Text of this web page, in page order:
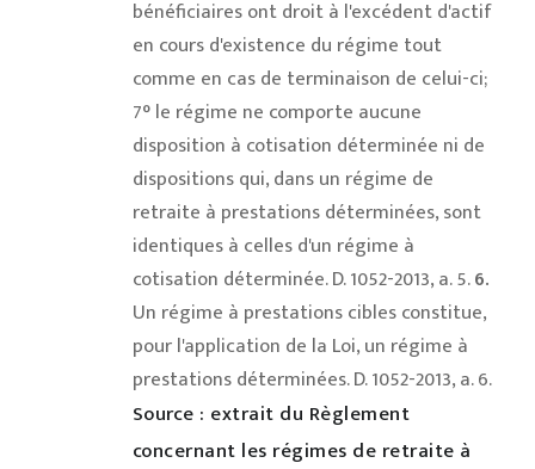
bénéficiaires ont droit à l'excédent d'actif
en cours d'existence du régime tout
comme en cas de terminaison de celui-ci;
7° le régime ne comporte aucune
disposition à cotisation déterminée ni de
dispositions qui, dans un régime de
retraite à prestations déterminées, sont
identiques à celles d'un régime à
cotisation déterminée. D. 1052-2013, a. 5.6.
Un régime à prestations cibles constitue,
pour l'application de la Loi, un régime à
prestations déterminées. D. 1052-2013, a. 6.
Source : extrait du Règlement
concernant les régimes de retraite à